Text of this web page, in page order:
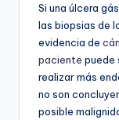
Si una úlcera
las biopsias de
evidencia de
paciente puede
realizar más
no son
posible